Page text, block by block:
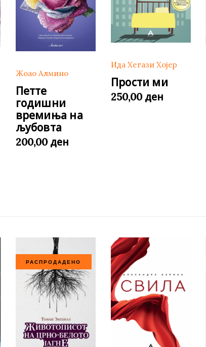
Жоао Алмино
Петте
годишни
времиња на
љубовта
200,00 ден
Ида Хегази Хојер
Прости ми
250,00 ден
РАСПРОДАДЕНО